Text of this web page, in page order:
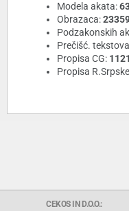
Modela akata:
Obrazaca:
Podzakonskih
Prečišć.
Propisa CG: 1121
Propisa
CEKOS IN D.O.O.: